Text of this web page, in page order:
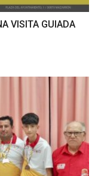
VISITA GUIADA